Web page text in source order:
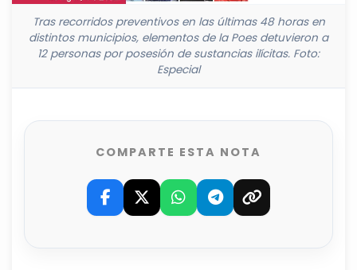
Tras recorridos preventivos en las últimas 48 horas en
distintos municipios, elementos de la Poes detuvieron a
12 personas por posesión de sustancias ilícitas. Foto:
Especial
COMPARTE ESTA NOTA